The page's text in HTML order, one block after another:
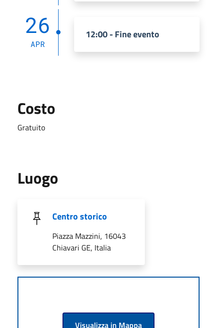
26
APR
12:00 - Fine evento
Costo
Gratuito
Luogo
Centro storico
Piazza Mazzini, 16043
Chiavari GE, Italia
Visualizza in Mappa